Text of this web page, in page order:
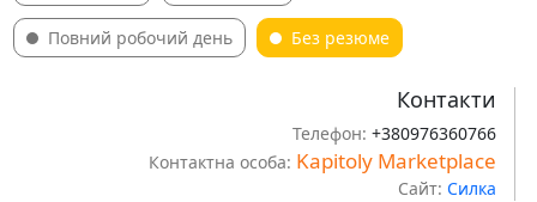
Повний робочий день Без резюме
Контакти
Телефон: +380976360766
Контактна особа: Kapitoly Marketplace
Сайт: Силка